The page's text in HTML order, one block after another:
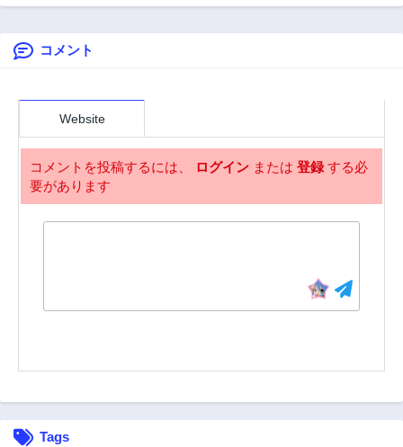
ー）
いるの……。
コメント
Website
コメントを投稿するには、 ログイン または 登録する必
要があります
Tags